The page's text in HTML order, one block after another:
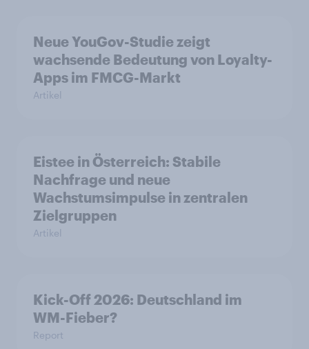
Neue YouGov-Studie zeigt
wachsende Bedeutung von Loyalty-
Apps im FMCG-Markt
Artikel
Eistee in Österreich: Stabile
Nachfrage und neue
Wachstumsimpulse in zentralen
Zielgruppen
Artikel
Kick-Off 2026: Deutschland im
WM-Fieber?
Report